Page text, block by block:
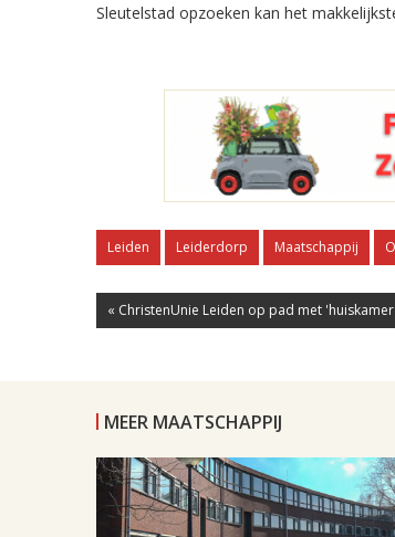
Sleutelstad opzoeken kan het
Leiden Leiderdorp Maatschappij
« ChristenUnie Leiden op pad met 'huiskamer'
MEER MAATSCHAPPIJ